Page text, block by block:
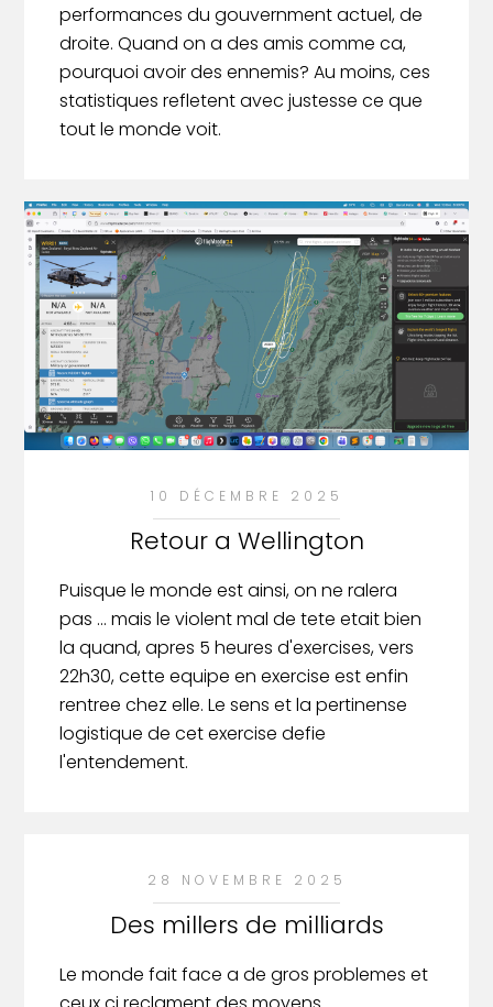
performances du gouvernment actuel, de
droite. Quand on a des amis comme ca,
pourquoi avoir des ennemis? Au moins, ces
statistiques refletent avec justesse ce que
tout le monde voit.
10 DÉCEMBRE 2025
Retour a Wellington
Puisque le monde est ainsi, on ne ralera
pas ... mais le violent mal de tete etait bien
la quand, apres 5 heures d'exercises, vers
22h30, cette equipe en exercise est enfin
rentree chez elle. Le sens et la pertinense
logistique de cet exercise defie
l'entendement.
28 NOVEMBRE 2025
Des millers de milliards
Le monde fait face a de gros problemes et